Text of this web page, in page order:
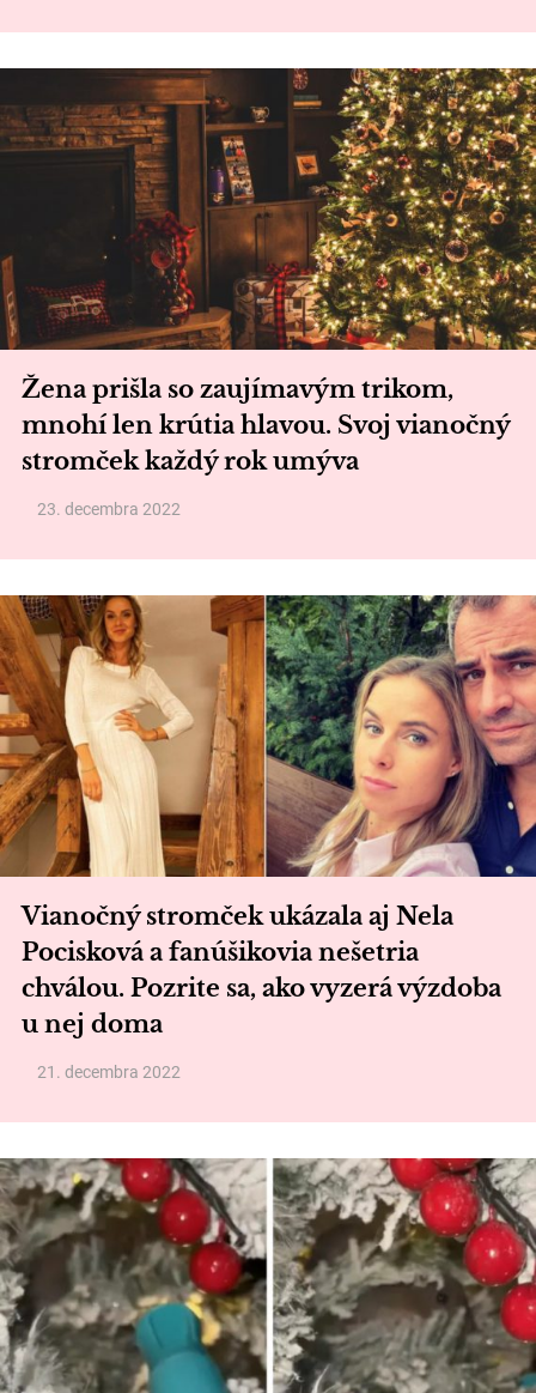
Žena prišla so zaujímavým trikom,
mnohí len krútia hlavou. Svoj vianočný
stromček každý rok umýva
23. decembra 2022
Vianočný stromček ukázala aj Nela
Pocisková a fanúšikovia nešetria
chválou. Pozrite sa, ako vyzerá výzdoba
u nej doma
21. decembra 2022